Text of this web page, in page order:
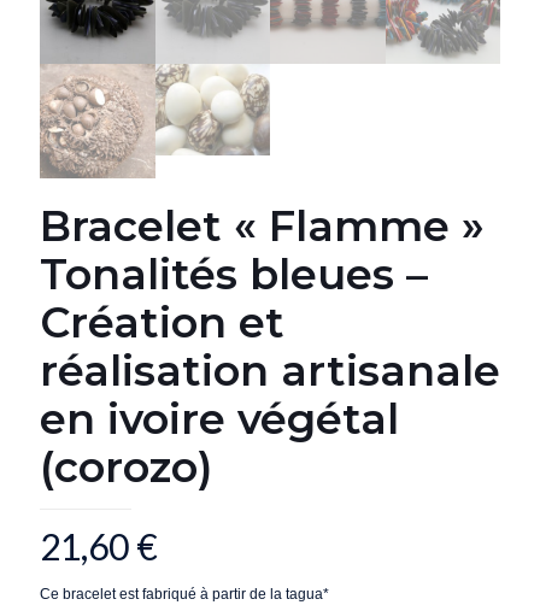
Bracelet « Flamme »
Tonalités bleues –
Création et
réalisation artisanale
en ivoire végétal
(corozo)
21,60€
Ce bracelet est fabriqué à partir de la tagua*